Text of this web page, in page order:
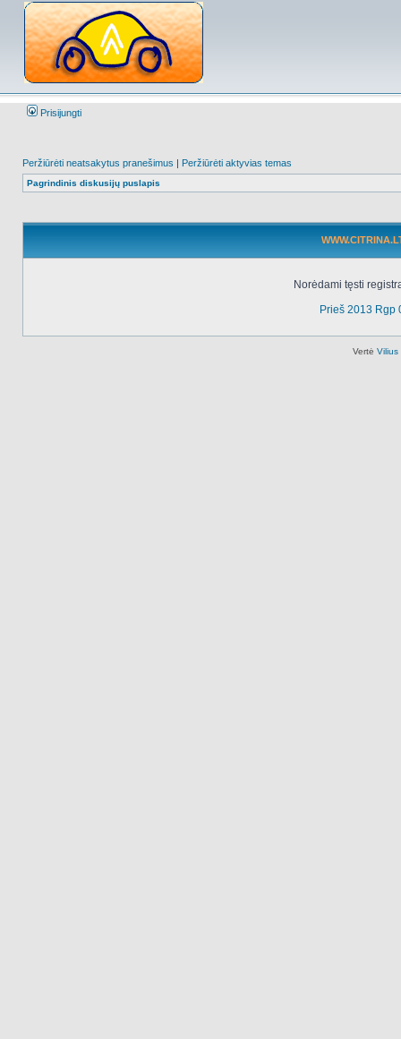
Prisijungti
Peržiūrėti neatsakytus pranešimus | Peržiūrėti aktyvias temas
Pagrindinis diskusijų puslapis
Norėdami tęsti
Prieš 2013 Rgp
Vertė Vilius